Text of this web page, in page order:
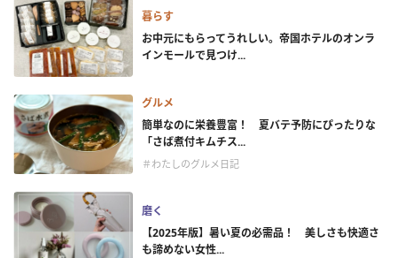
暮らす
お中元にもらってうれしい。帝国ホテルのオンラ
インモールで見つけ...
グルメ
簡単なのに栄養豊富！ 夏バテ予防にぴったりな
「さば煮付キムチス...
＃わたしのグルメ日記
磨く
【2025年版】暑い夏の必需品！ 美しさも快適さ
も諦めない女性...